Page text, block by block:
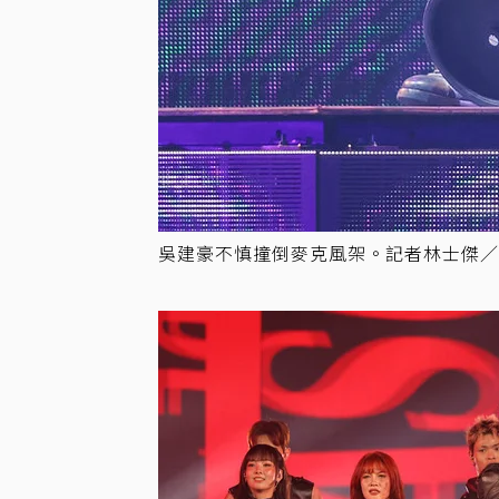
吳建豪不慎撞倒麥克風架。記者林士傑